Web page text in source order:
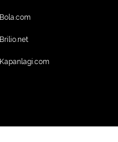
Bola.com
Brilio.net
Kapanlagi.com